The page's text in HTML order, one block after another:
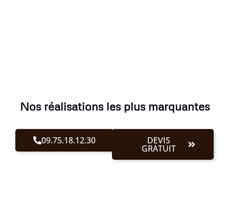
Nos réalisations les plus marquantes
09.75.18.12.30 DEVIS
GRATUIT